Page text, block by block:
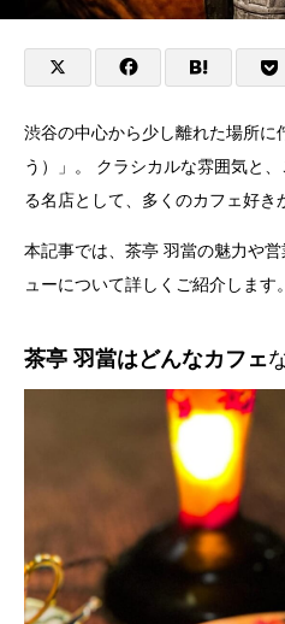
渋谷の中心から少し離れた場所に
う）」。 クラシカルな雰囲気と
る名店として、多くのカフェ好き
本記事では、茶亭 羽當の魅力や
ューについて詳しくご紹介します。
茶亭 羽當はどんなカフェ